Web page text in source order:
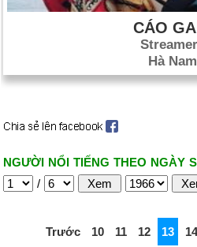
CÁO
Streamer
Hà Nam
NGƯỜI NỔI TIẾNG THEO NGÀY
/
Trước 10 11 12 13 14